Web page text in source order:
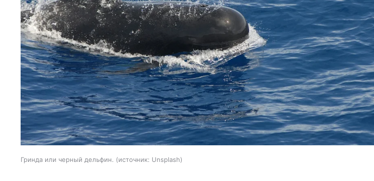
Гринда или черный дельфин. источник: Unsplash